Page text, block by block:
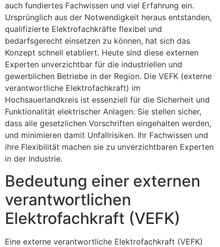
auch fundiertes Fachwissen und viel Erfahrung ein.
Ursprünglich aus der Notwendigkeit heraus entstanden,
qualifizierte Elektrofachkräfte flexibel und
bedarfsgerecht einsetzen zu können, hat sich das
Konzept schnell etabliert. Heute sind diese externen
Experten unverzichtbar für die industriellen und
gewerblichen Betriebe in der Region. Die VEFK (externe
verantwortliche Elektrofachkraft) im
Hochsauerlandkreis ist essenziell für die Sicherheit und
Funktionalität elektrischer Anlagen. Sie stellen sicher,
dass alle gesetzlichen Vorschriften eingehalten werden,
und minimieren damit Unfallrisiken. Ihr Fachwissen und
ihre Flexibilität machen sie zu unverzichtbaren Experten
in der Industrie.
Bedeutung einer externen
verantwortlichen
Elektrofachkraft (VEFK)
Eine externe verantwortliche Elektrofachkraft (VEFK)